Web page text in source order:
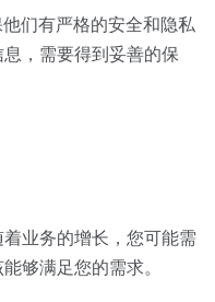
们有严格的安全和隐私
，需要得到妥善的保
业务的增长，您可能需
够满足您的需求。